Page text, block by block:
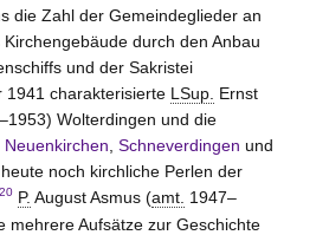
die Zahl der Gemeindeglieder an
Kirchengebäude durch den Anbau
und der Sakristei
charakterisierte LSup. Ernst
Wolterdingen und die
Neuenkirchen Schneverdingen und
noch kirchliche Perlen der
20 P. August Asmus (amt. 1947–
mehrere Aufsätze zur Geschichte